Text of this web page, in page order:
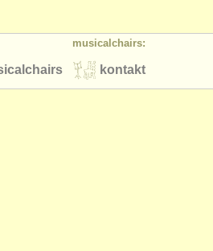
musicalchairs:
kontakt